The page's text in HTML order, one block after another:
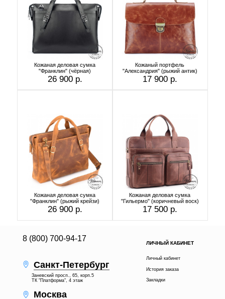
Кожаная деловая сумка
"Франклин" (чёрная)
26 900 р.
Кожаный портфель
"Александрия" (рыжий антик)
17 900 р.
Кожаная деловая сумка
"Франклин" (рыжий крейзи)
26 900 р.
Кожаная деловая сумка
"Гильермо" (коричневый воск)
17 500 р.
8 (800) 700-94-17
Санкт-Петербург
Заневский просп., 65, корп.5
ТК "Платформа", 4 этаж
Москва
ЛИЧНЫЙ КАБИНЕТ
Личный кабинет
История заказа
Закладки